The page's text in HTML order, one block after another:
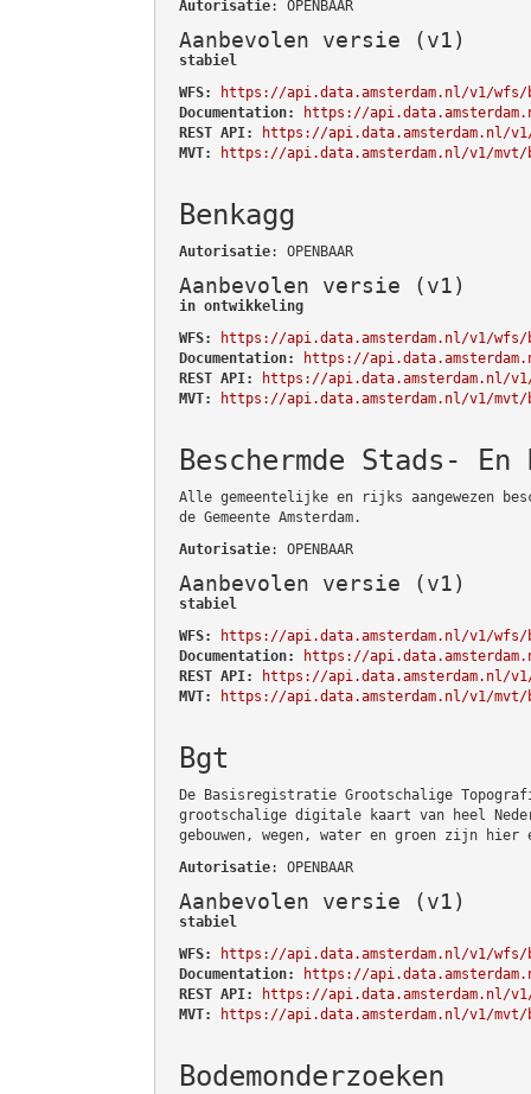
Autorisatie: OPENBAAR
Aanbevolen versie (v1)
stabiel
WFS:
https://api.data.amsterdam.nl/v1/wfs/
Documentation:
https://
REST API:
https://api.data.amsterdam.nl/
MVT:
https://api.data.amsterdam.nl/v1/mvt/
Benkagg
Autorisatie: OPENBAAR
Aanbevolen versie (v1)
in ontwikkeling
WFS:
https://api.data.amsterdam.nl/v1/wfs/
Documentation:
https://
REST API:
https://api.data.amsterdam.nl/v1/
MVT:
https://api.data.amsterdam.nl/v1/mvt/
Beschermde Stads-
Alle gemeentelijke en rijks aangewezen
de Gemeente Amsterdam.
Autorisatie: OPENBAAR
Aanbevolen versie (v1)
stabiel
WFS:
https://api.data.amsterdam.nl/v1/wfs/
Documentation:
https://
REST API:
https://api.data.amsterdam.nl/v1/
MVT:
https://api.data.amsterdam.nl/v1/mvt/
Bgt
De Basisregistratie Grootschalige
grootschalige digitale kaart van heel
gebouwen, wegen, water en groen zijn hier
Autorisatie: OPENBAAR
Aanbevolen versie (v1)
stabiel
WFS:
https://api.data.amsterdam.nl/v1/wfs/
Documentation:
https://
REST API:
https://api.data.amsterdam.nl/
MVT:
https://api.data.amsterdam.nl/v1/mvt/
Bodemonderzoeken